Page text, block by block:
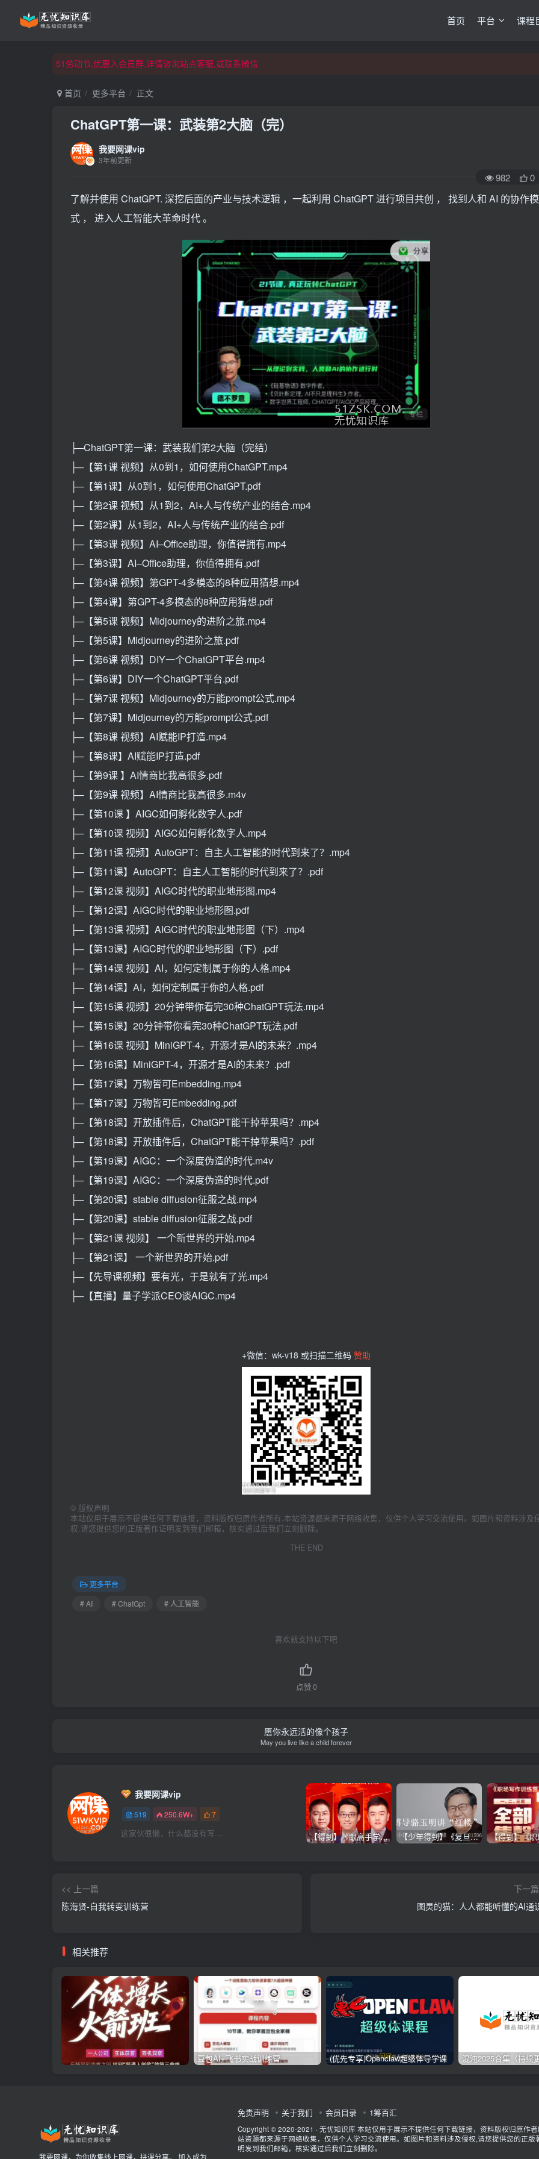
首页 平台 课程
51劳动节,优惠入会员群,详情咨询站点客服,或联系微信
51劳动节,优惠入会员群,详情咨询站点客服,或联系微信
首页 更多平台 正文
ChatGPT第一课：武装第2大脑（完）
我要网课vip
3年前更新
982 0
了解并使用 ChatGPT. 深挖后面的产业与技术逻辑 ，一起利用 ChatGPT 进行项目共创 ， 找到人和 AI 的协作模
式 ， 进入人工智能大革命时代 。
├─ChatGPT第一课：武装我们第2大脑（完结）
├─【第1课 视频】从0到1，如何使用ChatGPT.mp4
├─【第1课】从0到1，如何使用ChatGPT.pdf
├─【第2课 视频】从1到2，AI+人与传统产业的结合.mp4
├─【第2课】从1到2，AI+人与传统产业的结合.pdf
├─【第3课 视频】AI–Office助理，你值得拥有.mp4
├─【第3课】AI–Office助理，你值得拥有.pdf
├─【第4课 视频】第GPT-4多模态的8种应用猜想.mp4
├─【第4课】第GPT-4多模态的8种应用猜想.pdf
├─【第5课 视频】Midjourney的进阶之旅.mp4
├─【第5课】Midjourney的进阶之旅.pdf
├─【第6课 视频】DIY一个ChatGPT平台.mp4
├─【第6课】DIY一个ChatGPT平台.pdf
├─【第7课 视频】Midjourney的万能prompt公式.mp4
├─【第7课】Midjourney的万能prompt公式.pdf
├─【第8课 视频】AI赋能IP打造.mp4
├─【第8课】AI赋能IP打造.pdf
├─【第9课 】AI情商比我高很多.pdf
├─【第9课 视频】AI情商比我高很多.m4v
├─【第10课 】AIGC如何孵化数字人.pdf
├─【第10课 视频】AIGC如何孵化数字人.mp4
├─【第11课 视频】AutoGPT：自主人工智能的时代到来了？.mp4
├─【第11课】AutoGPT：自主人工智能的时代到来了？.pdf
├─【第12课 视频】AIGC时代的职业地形图.mp4
├─【第12课】AIGC时代的职业地形图.pdf
├─【第13课 视频】AIGC时代的职业地形图（下）.mp4
├─【第13课】AIGC时代的职业地形图（下）.pdf
├─【第14课 视频】AI，如何定制属于你的人格.mp4
├─【第14课】AI，如何定制属于你的人格.pdf
├─【第15课 视频】20分钟带你看完30种ChatGPT玩法.mp4
├─【第15课】20分钟带你看完30种ChatGPT玩法.pdf
├─【第16课 视频】MiniGPT-4，开源才是AI的未来？.mp4
├─【第16课】MiniGPT-4，开源才是AI的未来？.pdf
├─【第17课】万物皆可Embedding.mp4
├─【第17课】万物皆可Embedding.pdf
├─【第18课】开放插件后，ChatGPT能干掉苹果吗？.mp4
├─【第18课】开放插件后，ChatGPT能干掉苹果吗？.pdf
├─【第19课】AIGC：一个深度伪造的时代.m4v
├─【第19课】AIGC：一个深度伪造的时代.pdf
├─【第20课】stable diffusion征服之战.mp4
├─【第20课】stable diffusion征服之战.pdf
├─【第21课 视频】 一个新世界的开始.mp4
├─【第21课】 一个新世界的开始.pdf
├─【先导课视频】要有光，于是就有了光.mp4
├─【直播】量子学派CEO谈AIGC.mp4
+微信：wk-v18 或扫描二维码 赞助
© 版权声明
本站仅用于展示不提供任何下载链接，资料版权归原作者所有,本站资源都来源于网络收集，仅供个人学习交流使用。如图片和资料涉及
权,请您提供您的正版著作证明发到我们邮箱，核实通过后我们立刻删除。
THE END
更多平台
# AI
# ChatGpt # 人工智能
喜欢就支持以下吧
点赞0
愿你永远活的像个孩子
May you live like a child forever
我要网课vip
519 250.6W+ 7
这家伙很懒，什么都没有写... 【得到】《跟高手学销售系列课》 【少年得到】《复旦博导骆玉明讲“红楼”》
<< 上一篇
陈海贤-自我转变训练营
下一
图灵的猫：人人都能听懂的AI通
相关推荐
豆包AI+飞书实战训练营 (优先专享)Openclaw超级体导学课 混沌2025合集（持续
我要网课，为你收集线上网课，拼课分享。 加入成为
免责声明 关于我们 会员目录 1筹百汇
Copyright © 2020-2021 · 无忧知识库 本站仅用于展示不提供任何下载链接，资料版权归原作
站资源都来源于网络收集，仅供个人学习交流使用。如图片和资料涉及侵权,请您提供您的正版
明发到我们邮箱，核实通过后我们立刻删除。